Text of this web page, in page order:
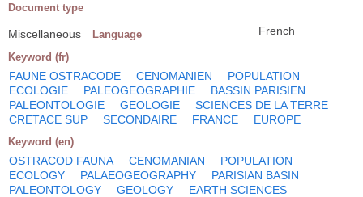
Document type
Miscellaneous Language French
Keyword (fr)
FAUNE OSTRACODE CENOMANIEN
POPULATION
ECOLOGIE
PALEOGEOGRAPHIE
BASSIN PARISIEN
PALEONTOLOGIE
GEOLOGIE
SCIENCES DE LA TERRE
CRETACE SUP
SECONDAIRE FRANCE EUROPE
Keyword (en)
OSTRACOD FAUNA CENOMANIAN
POPULATION
ECOLOGY
PALAEOGEOGRAPHY
PARISIAN BASIN
PALEONTOLOGY
GEOLOGY EARTH SCIENCES